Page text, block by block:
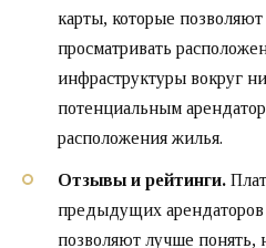
карты, которые позволяют
просматривать
инфраструктуры вокруг
потенциальным
расположения жилья.
Отзывы и рейтинги.
предыдущих арендаторов
позволяют лучше понять,